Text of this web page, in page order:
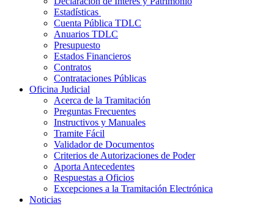
Estadísticas
Cuenta Pública TDLC
Anuarios TDLC
Presupuesto
Estados Financieros
Contratos
Contrataciones Públicas
Oficina Judicial
Acerca de la Tramitación
Preguntas Frecuentes
Instructivos y Manuales
Tramite Fácil
Validador de Documentos
Criterios de Autorizaciones de Poder
Aporta Antecedentes
Respuestas a Oficios
Excepciones a la Tramitación Electrónica
Noticias